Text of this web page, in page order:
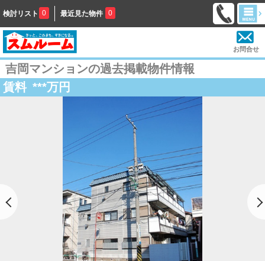
検討リスト 0 最近見た物件 0
お問合せ
吉岡マンションの過去掲載物件情報
賃料 ***万円